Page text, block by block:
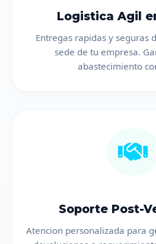
Logistica Agil
Entregas rapidas y seguras
sede de tu empresa.
abastecimiento
Soporte Post-
Atencion personalizada para